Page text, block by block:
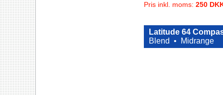
Pris inkl. moms: 250
Latitude 64
Blend •
Midrange